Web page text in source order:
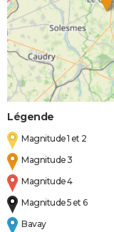
Légende
Magnitude 1 et 2
Magnitude 3
Magnitude 4
Magnitude 5 et 6
Bavay